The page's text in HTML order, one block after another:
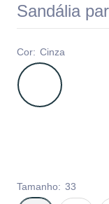
Sandália
Cor: Cinza
Tamanho: 33